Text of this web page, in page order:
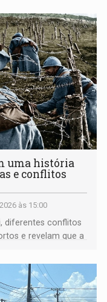
uma história
e conflitos
às 15:00
diferentes conflitos
e revelam que a